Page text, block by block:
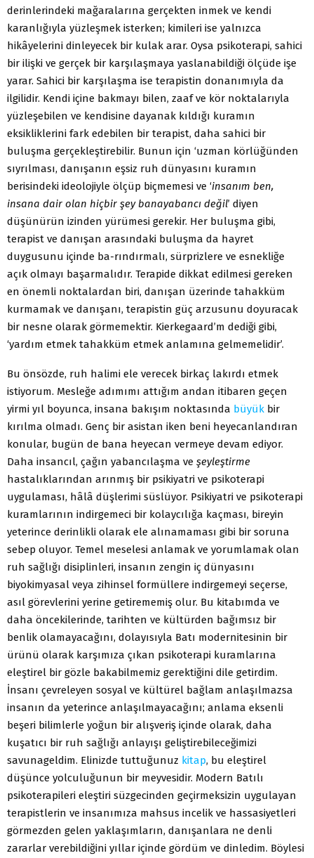
derinlerindeki mağaralarına gerçekten inmek ve kendi
karanlığıyla yüzleşmek isterken; kimileri ise yalnızca
hikâyelerini dinleyecek bir kulak arar. Oysa psikoterapi, sahici
bir ilişki ve gerçek bir karşılaşmaya yaslanabildiği ölçüde işe
yarar. Sahici bir karşılaşma ise terapistin donanımıyla da
ilgilidir. Kendi içine bakmayı bilen, zaaf ve kör noktalarıyla
yüzleşebilen ve kendisine dayanak kıldığı kuramın
eksikliklerini fark edebilen bir terapist, daha sahici bir
buluşma gerçekleştirebilir. Bunun için ‘uzman körlüğünden
sıyrılması, danışanın eşsiz ruh dünyasını kuramın
berisindeki ideolojiyle ölçüp biçmemesi ve ‘insanım ben,
insana dair olan hiçbir şey banayabancı değil’ diyen
düşünürün izinden yürümesi gerekir. Her buluşma gibi,
terapist ve danışan arasındaki buluşma da hayret
duygusunu içinde ba-rındırmalı, sürprizlere ve esnekliğe
açık olmayı başarmalıdır. Terapide dikkat edilmesi gereken
en önemli noktalardan biri, danışan üzerinde tahakküm
kurmamak ve danışanı, terapistin güç arzusunu doyuracak
bir nesne olarak görmemektir. Kierkegaard’m dediği gibi,
‘yardım etmek tahakküm etmek anlamına gelmemelidir’.
Bu önsözde, ruh halimi ele verecek birkaç lakırdı etmek
istiyorum. Mesleğe adımımı attığım andan itibaren geçen
yirmi yıl boyunca, insana bakışım noktasında büyük bir
kırılma olmadı. Genç bir asistan iken beni heyecanlandıran
konular, bugün de bana heyecan vermeye devam ediyor.
Daha insancıl, çağın yabancılaşma ve şeyleştirme
hastalıklarından arınmış bir psikiyatri ve psikoterapi
uygulaması, hâlâ düşlerimi süslüyor. Psikiyatri ve psikoterapi
kuramlarının indirgemeci bir kolaycılığa kaçması, bireyin
yeterince derinlikli olarak ele alınamaması gibi bir soruna
sebep oluyor. Temel meselesi anlamak ve yorumlamak olan
ruh sağlığı disiplinleri, insanın zengin iç dünyasını
biyokimyasal veya zihinsel formüllere indirgemeyi seçerse,
asıl görevlerini yerine getirememiş olur. Bu kitabımda ve
daha öncekilerinde, tarihten ve kültürden bağımsız bir
benlik olamayacağını, dolayısıyla Batı modernitesinin bir
ürünü olarak karşımıza çıkan psikoterapi kuramlarına
eleştirel bir gözle bakabilmemiz gerektiğini dile getirdim.
İnsanı çevreleyen sosyal ve kültürel bağlam anlaşılmazsa
insanın da yeterince anlaşılmayacağını; anlama eksenli
beşeri bilimlerle yoğun bir alışveriş içinde olarak, daha
kuşatıcı bir ruh sağlığı anlayışı geliştirebileceğimizi
savunageldim. Elinizde tuttuğunuz kitap, bu eleştirel
düşünce yolculuğunun bir meyvesidir. Modern Batılı
psikoterapileri eleştiri süzgecinden geçirmeksizin uygulayan
terapistlerin ve insanımıza mahsus incelik ve hassasiyetleri
görmezden gelen yaklaşımların, danışanlara ne denli
zararlar verebildiğini yıllar içinde gördüm ve dinledim. Böylesi